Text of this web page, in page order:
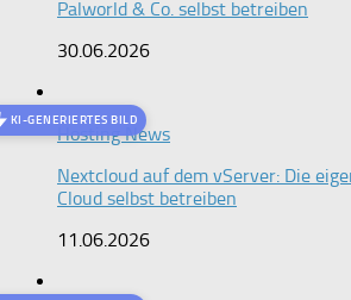
Palworld & Co. selbst betreiben
30.06.2026
KI-GENERIERTES BILD
Hosting News
Nextcloud auf dem vServer: Die
Cloud selbst betreiben
11.06.2026